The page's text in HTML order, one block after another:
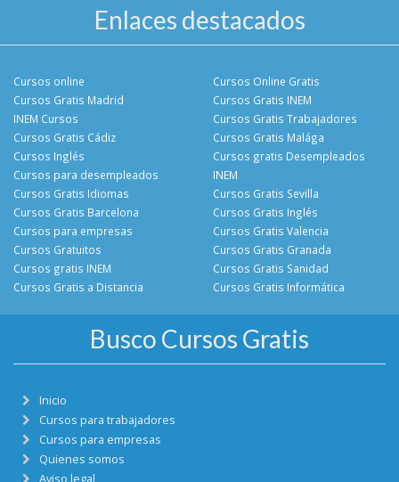
Enlaces destacados
Cursos online
Cursos Gratis Madrid
INEM Cursos
Cursos Gratis Cádiz
Cursos Online Gratis
Cursos Gratis INEM
Cursos Gratis Trabajadores
Cursos Gratis Malága
Cursos Inglés
Cursos para desempleados
Cursos Gratis Idiomas
Cursos Gratis Barcelona
Cursos gratis Desempleados
INEM
Cursos Gratis Sevilla
Cursos Gratis Inglés
Cursos para empresas
Cursos Gratuitos
Cursos gratis INEM
Cursos Gratis a Distancia
Cursos Gratis Valencia
Cursos Gratis Granada
Cursos Gratis Sanidad
Cursos Gratis Informática
Busco Cursos Gratis
Inicio
Cursos para trabajadores
Cursos para empresas
Quienes somos
Aviso legal